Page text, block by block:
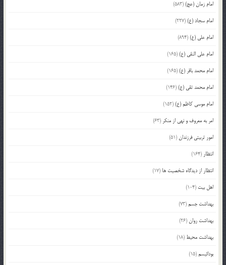
امام زمان (عج)(583)
امام سجاد (ع)(227)
امام علی (ع)(894)
امام علی النقی (ع)(165)
امام محمد باقر (ع)(165)
امام محمد تقی (ع)(146)
امام موسی کاظم (ع)(152)
امر به معروف و نهی از منکر (63)
امور تربیتی فرزندان(51)
انتظار (164)
انتظار از دیدگاه شخصیت ها (17)
اهل بیت (104)
بهداشت جسم(73)
بهداشت روان(26)
بهداشت محیط (18)
بودائیسم(15)